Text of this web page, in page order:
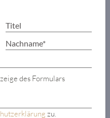
des Formulars
zu.